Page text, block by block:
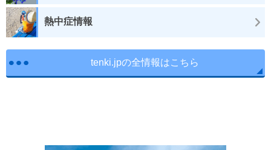
熱中症情報
tenki.jpの全情報はこちら